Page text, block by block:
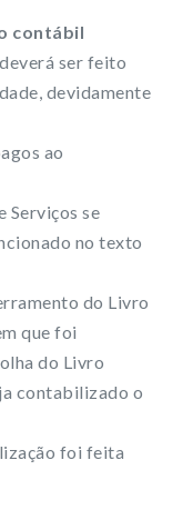
contábil
ser feito
devidamente
ao
Serviços se
no texto
do Livro
que foi
do Livro
contabilizado o
foi feita